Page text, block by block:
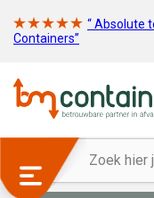
“ Absolute
Containers”